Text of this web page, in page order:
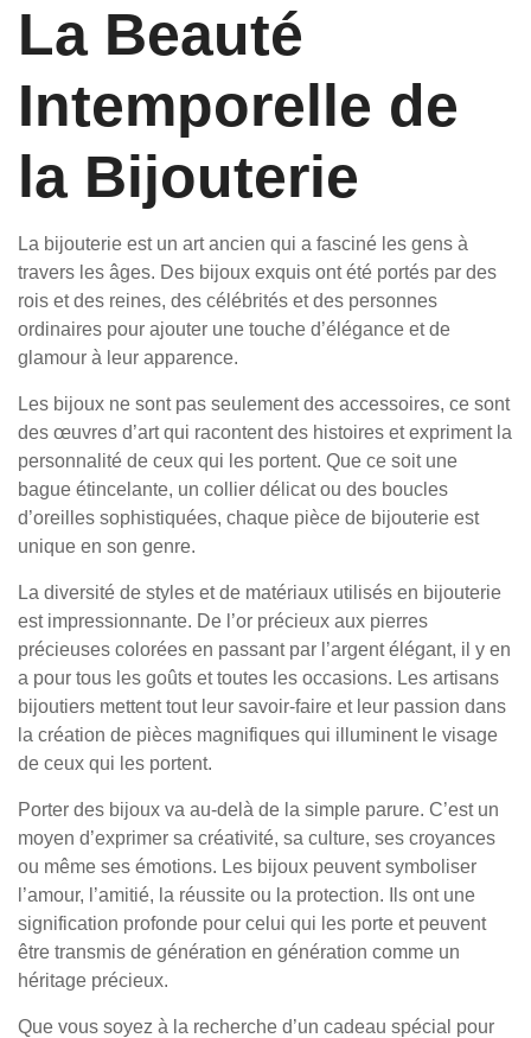
La Beauté
Intemporelle de
la Bijouterie
La bijouterie est un art ancien qui a fasciné les gens à
travers les âges. Des bijoux exquis ont été portés par des
rois et des reines, des célébrités et des personnes
ordinaires pour ajouter une touche d’élégance et de
glamour à leur apparence.
Les bijoux ne sont pas seulement des accessoires, ce sont
des œuvres d’art qui racontent des histoires et expriment la
personnalité de ceux qui les portent. Que ce soit une
bague étincelante, un collier délicat ou des boucles
d’oreilles sophistiquées, chaque pièce de bijouterie est
unique en son genre.
La diversité de styles et de matériaux utilisés en bijouterie
est impressionnante. De l’or précieux aux pierres
précieuses colorées en passant par l’argent élégant, il y en
a pour tous les goûts et toutes les occasions. Les artisans
bijoutiers mettent tout leur savoir-faire et leur passion dans
la création de pièces magnifiques qui illuminent le visage
de ceux qui les portent.
Porter des bijoux va au-delà de la simple parure. C’est un
moyen d’exprimer sa créativité, sa culture, ses croyances
ou même ses émotions. Les bijoux peuvent symboliser
l’amour, l’amitié, la réussite ou la protection. Ils ont une
signification profonde pour celui qui les porte et peuvent
être transmis de génération en génération comme un
héritage précieux.
Que vous soyez à la recherche d’un cadeau spécial pour